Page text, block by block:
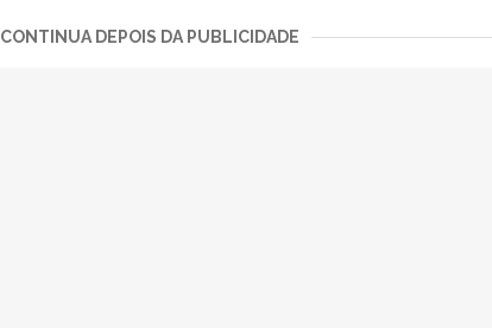
CONTINUA DEPOIS DA PUBLICIDADE